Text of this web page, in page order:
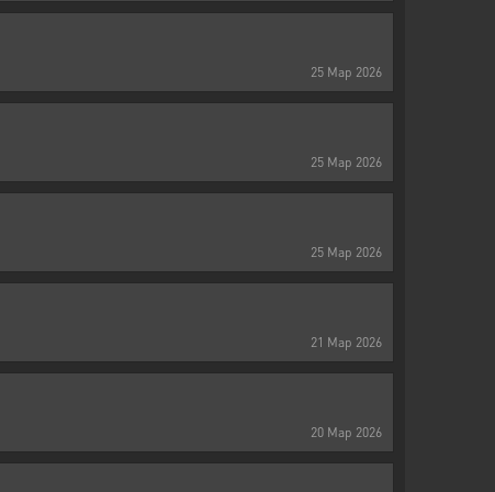
25 Мар 2026
25 Мар 2026
25 Мар 2026
21 Мар 2026
20 Мар 2026